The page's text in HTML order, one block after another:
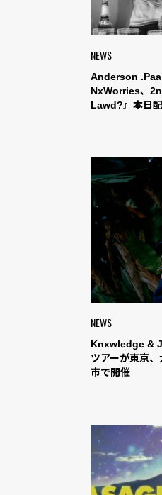
NEWS
Anderson
NxWorries、
Lawd?』本日
NEWS
Knxwledge &
ツアーが東京
市で開催